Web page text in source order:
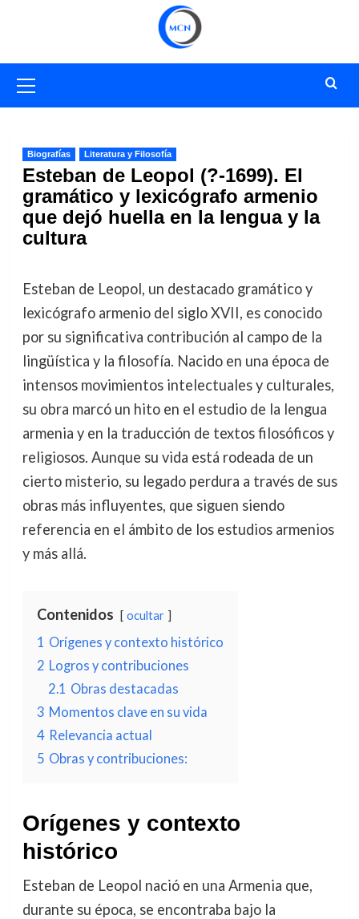
primario
Biografías Literatura y Filosofía
Esteban de Leopol (?-1699). El
gramático y lexicógrafo armenio
que dejó huella en la lengua y la
cultura
Esteban de Leopol, un destacado gramático y
lexicógrafo armenio del siglo XVII, es conocido
por su significativa contribución al campo de la
lingüística y la filosofía. Nacido en una época de
intensos movimientos intelectuales y culturales,
su obra marcó un hito en el estudio de la lengua
armenia y en la traducción de textos filosóficos y
religiosos. Aunque su vida está rodeada de un
cierto misterio, su legado perdura a través de sus
obras más influyentes, que siguen siendo
referencia en el ámbito de los estudios armenios
y más allá.
Contenidos ocultar
1 Orígenes y contexto histórico
2 Logros y contribuciones
2.1 Obras destacadas
3 Momentos clave en su vida
4 Relevancia actual
5 Obras y contribuciones:
Orígenes y contexto
histórico
Esteban de Leopol nació en una Armenia que,
durante su época, se encontraba bajo la